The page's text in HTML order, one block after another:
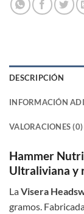
DESCRIPCIÓN
INFORMACIÓN
VALORACIONES (0)
Hammer
Ultraliviana y
LaVisera
gramos.